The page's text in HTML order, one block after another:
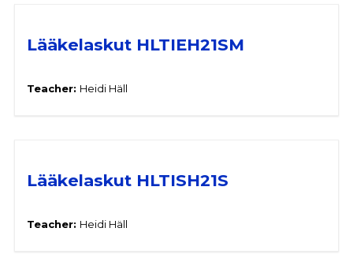
Lääkelaskut HLTIEH21SM
Teacher: Heidi Häll
Lääkelaskut HLTISH21S
Teacher: Heidi Häll